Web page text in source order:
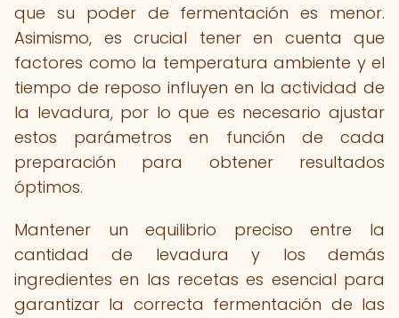
que su poder de fermentación es menor.
Asimismo, es crucial tener en cuenta que
factores como la temperatura ambiente y el
tiempo de reposo influyen en la actividad de
la levadura, por lo que es necesario ajustar
estos parámetros en función de cada
preparación para obtener resultados
óptimos.
Mantener un equilibrio preciso entre la
cantidad de levadura y los demás
ingredientes en las recetas es esencial para
garantizar la correcta fermentación de las